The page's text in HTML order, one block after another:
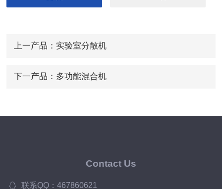
上一产品： 实验室分散机
下一产品： 多功能混合机
Contact Us
联系QQ：467860621